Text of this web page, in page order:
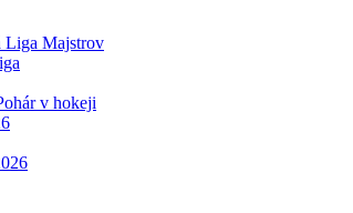
Liga Majstrov
v hokeji